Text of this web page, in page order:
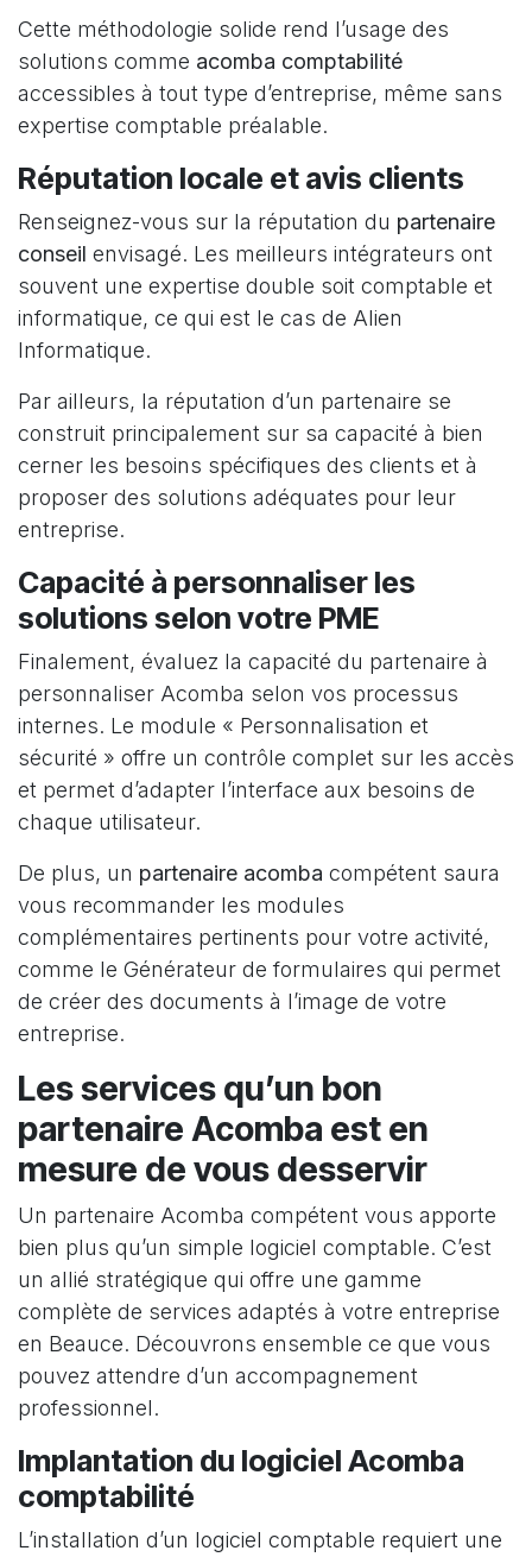
Cette méthodologie solide rend l’usage des
solutions comme acomba comptabilité
accessibles à tout type d’entreprise, même sans
expertise comptable préalable.
Réputation locale et avis clients
Renseignez-vous sur la réputation du partenaire
conseil envisagé. Les meilleurs intégrateurs ont
souvent une expertise double soit comptable et
informatique, ce qui est le cas de Alien
Informatique.
Par ailleurs, la réputation d’un partenaire se
construit principalement sur sa capacité à bien
cerner les besoins spécifiques des clients et à
proposer des solutions adéquates pour leur
entreprise.
Capacité à personnaliser les
solutions selon votre PME
Finalement, évaluez la capacité du partenaire à
personnaliser Acomba selon vos processus
internes. Le module « Personnalisation et
sécurité » offre un contrôle complet sur les accès
et permet d’adapter l’interface aux besoins de
chaque utilisateur.
De plus, un partenaire acomba compétent saura
vous recommander les modules
complémentaires pertinents pour votre activité,
comme le Générateur de formulaires qui permet
de créer des documents à l’image de votre
entreprise.
Les services qu’un bon
partenaire Acomba est en
mesure de vous desservir
Un partenaire Acomba compétent vous apporte
bien plus qu’un simple logiciel comptable. C’est
un allié stratégique qui offre une gamme
complète de services adaptés à votre entreprise
en Beauce. Découvrons ensemble ce que vous
pouvez attendre d’un accompagnement
professionnel.
Implantation du logiciel Acomba
comptabilité
L’installation d’un logiciel comptable requiert une